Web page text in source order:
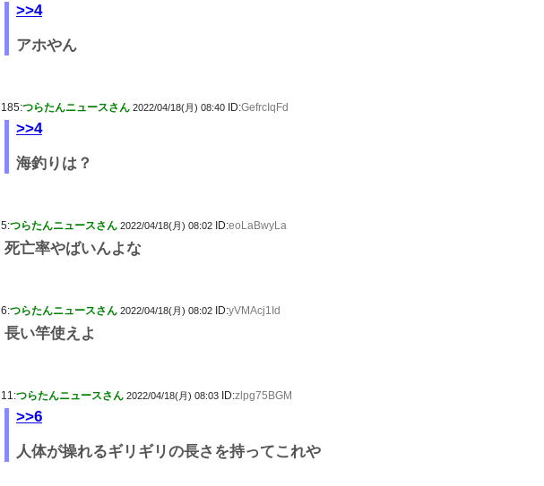
>>4
アホやん
185:つらたんニュースさん 2022/04/18(月) 08:40 ID:GefrcIqFd
>>4
海釣りは？
5:つらたんニュースさん 2022/04/18(月) 08:02 ID:eoLaBwyLa
死亡率やばいんよな
6:つらたんニュースさん 2022/04/18(月) 08:02 ID:yVMAcj1Id
長い竿使えよ
11:つらたんニュースさん 2022/04/18(月) 08:03 ID:zlpg75BGM
>>6
人体が操れるギリギリの長さを持ってこれや